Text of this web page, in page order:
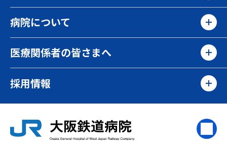
病院について
医療関係者の皆さまへ
採用情報